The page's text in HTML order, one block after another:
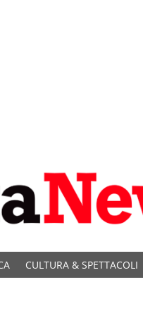
CULTURA & SPETTACOLI